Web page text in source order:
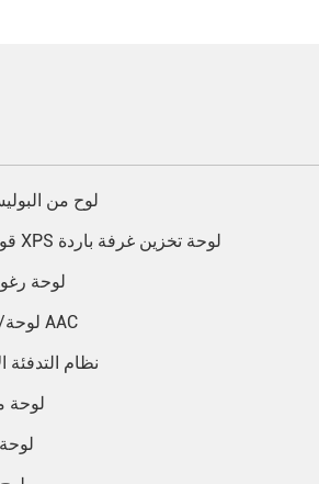
لوح من
قوة ضغط عالية XPS لوحة تخزين غرفة باردة
لوحة
لوحة/كتلة خرسانية AAC
نظام التدفئة
لوحة